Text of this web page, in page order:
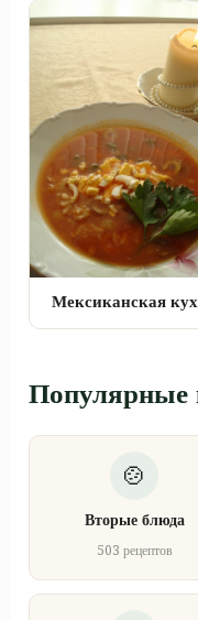
Мексиканская
Популярные
Вторые блюда
503 рецептов